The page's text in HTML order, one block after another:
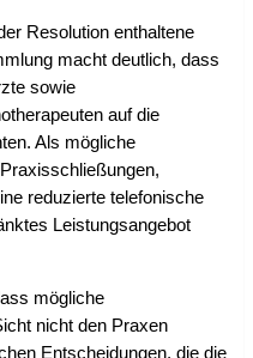
Resolution enthaltene
macht deutlich, dass
sowie
auf die
Als mögliche
reduzierte telefonische
Leistungsangebot
mögliche
nicht den Praxen
Entscheidungen, die die